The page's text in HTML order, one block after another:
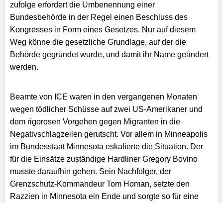
zufolge erfordert die Umbenennung einer
Bundesbehörde in der Regel einen Beschluss des
Kongresses in Form eines Gesetzes. Nur auf diesem
Weg könne die gesetzliche Grundlage, auf der die
Behörde gegründet wurde, und damit ihr Name geändert
werden.
Beamte von ICE waren in den vergangenen Monaten
wegen tödlicher Schüsse auf zwei US-Amerikaner und
dem rigorosen Vorgehen gegen Migranten in die
Negativschlagzeilen gerutscht. Vor allem in Minneapolis
im Bundesstaat Minnesota eskalierte die Situation. Der
für die Einsätze zuständige Hardliner Gregory Bovino
musste daraufhin gehen. Sein Nachfolger, der
Grenzschutz-Kommandeur Tom Homan, setzte den
Razzien in Minnesota ein Ende und sorgte so für eine